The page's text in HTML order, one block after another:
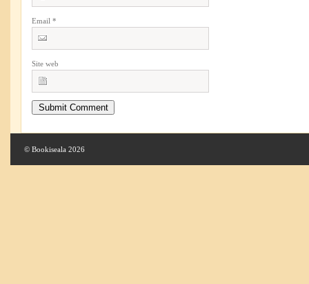
Email *
Site web
© Bookiseala 2026